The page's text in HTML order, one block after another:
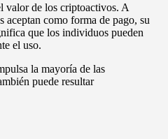
valor de los criptoactivos. A
aceptan como forma de pago, su
que los individuos pueden
el uso.
la mayoría de las
puede resultar